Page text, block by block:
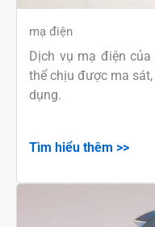
mạ điện
Dịch vụ mạ điện
thể chịu được ma
dụng.
Tìm hiểu thêm >>